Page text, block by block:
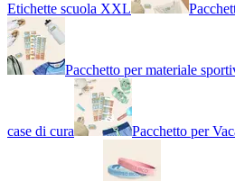
Etichette scuola XXL
Pacchetto per materiale
case di cura Pacchetto per